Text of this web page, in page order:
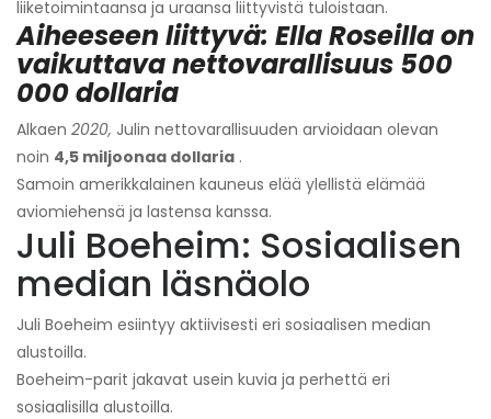
liiketoimintaansa ja uraansa liittyvistä tuloistaan.
Aiheeseen liittyvä: Ella Roseilla on
vaikuttava nettovarallisuus 500
000 dollaria
Alkaen 2020, Julin nettovarallisuuden arvioidaan olevan
noin 4,5 miljoonaa dollaria .
Samoin amerikkalainen kauneus elää ylellistä elämää
aviomiehensä ja lastensa kanssa.
Juli Boeheim: Sosiaalisen
median läsnäolo
Juli Boeheim esiintyy aktiivisesti eri sosiaalisen median
alustoilla.
Boeheim-parit jakavat usein kuvia ja perhettä eri
sosiaalisilla alustoilla.